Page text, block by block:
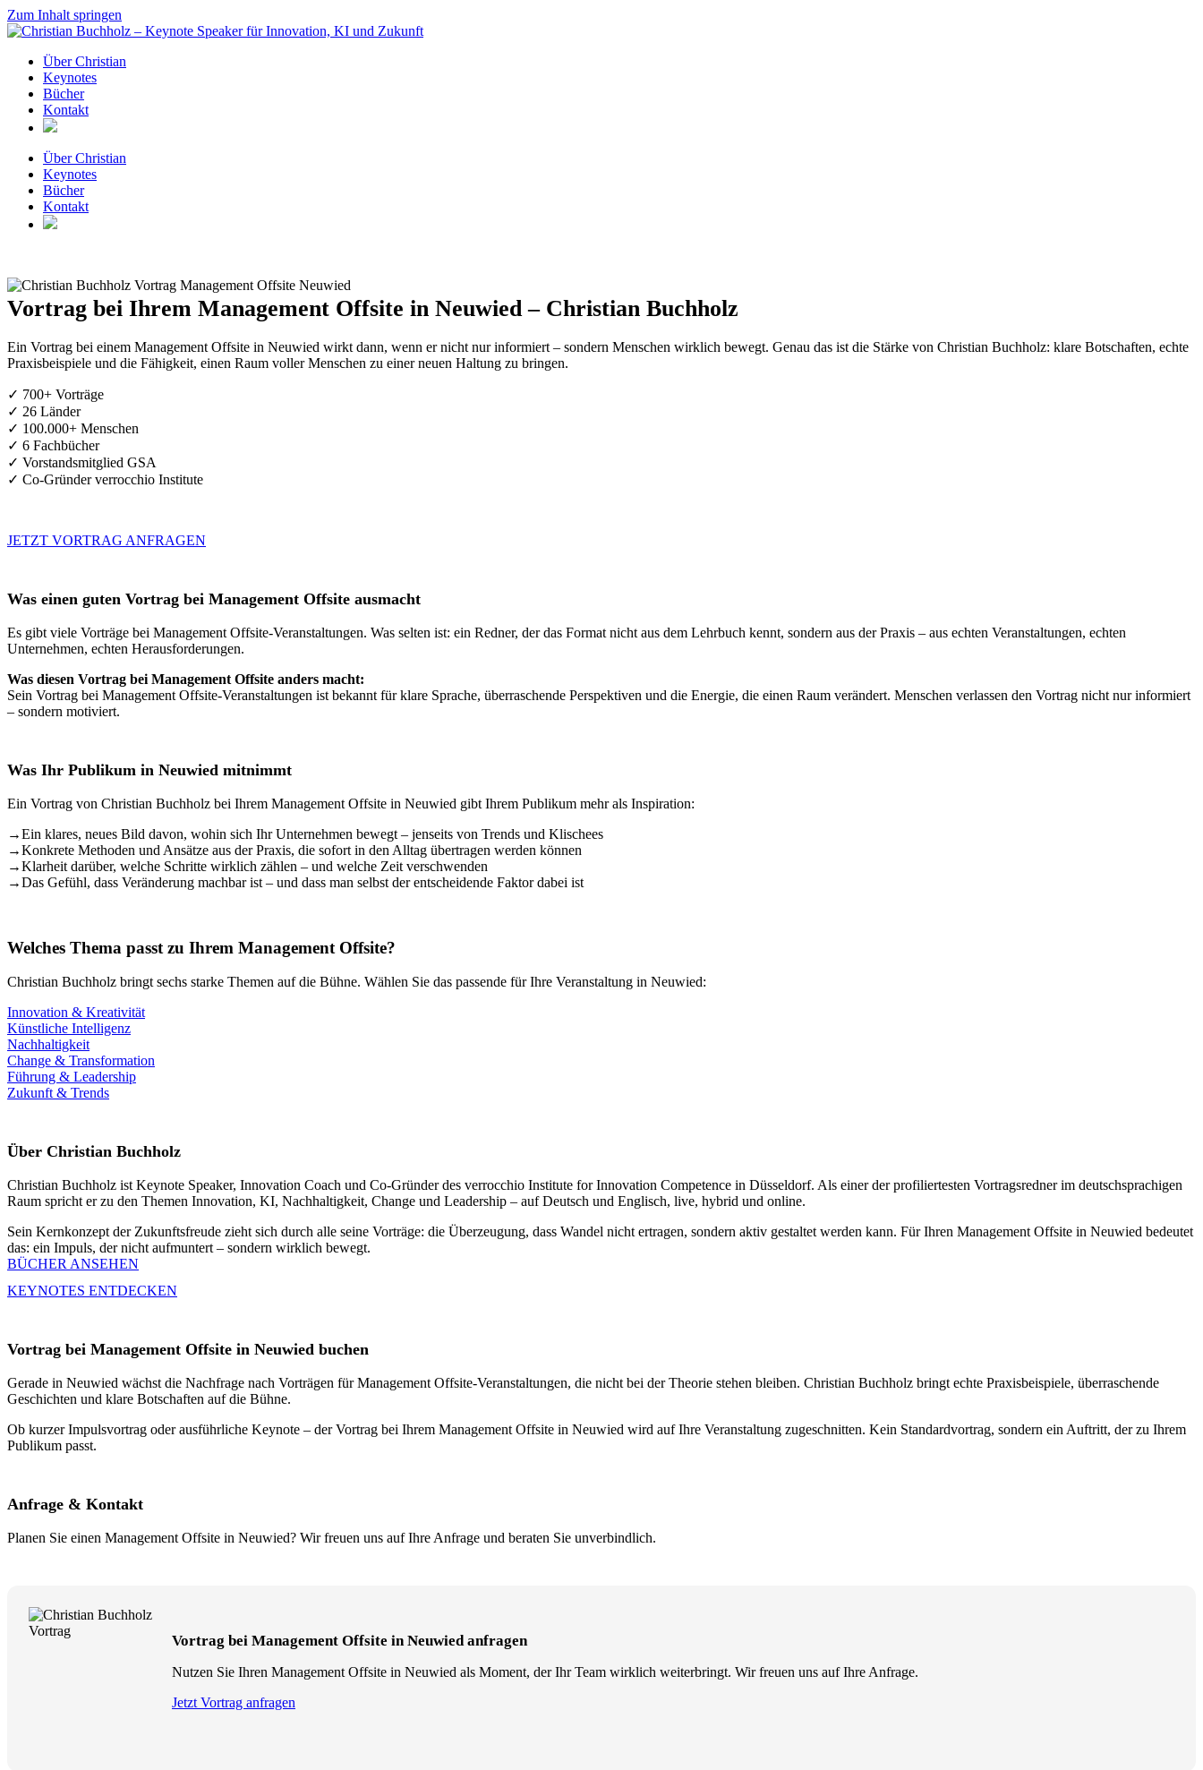
Zum Inhalt springen
Über Christian
Keynotes
Bücher
Kontakt
Über Christian
Keynotes
Bücher
Kontakt
Vortrag bei Ihrem Management Offsite in Neuwied – Christian Buchholz
Ein Vortrag bei einem Management Offsite in Neuwied wirkt dann, wenn er nicht nur informiert – sondern Menschen wirklich bewegt. Genau das ist die Stärke von Christian Buchholz: klare Botschaften, echte
Praxisbeispiele und die Fähigkeit, einen Raum voller Menschen zu einer neuen Haltung zu bringen.
✓ 700+ Vorträge
✓ 26 Länder
✓ 100.000+ Menschen
✓ 6 Fachbücher
✓ Vorstandsmitglied GSA
✓ Co-Gründer verrocchio Institute
JETZT VORTRAG ANFRAGEN
Was einen guten Vortrag bei Management Offsite ausmacht
Es gibt viele Vorträge bei Management Offsite-Veranstaltungen. Was selten ist: ein Redner, der das Format nicht aus dem Lehrbuch kennt, sondern aus der Praxis – aus echten Veranstaltungen, echten
Unternehmen, echten Herausforderungen.
Was diesen Vortrag bei Management Offsite anders macht:
Sein Vortrag bei Management Offsite-Veranstaltungen ist bekannt für klare Sprache, überraschende Perspektiven und die Energie, die einen Raum verändert. Menschen verlassen den Vortrag nicht nur informiert
– sondern motiviert.
Was Ihr Publikum in Neuwied mitnimmt
Ein Vortrag von Christian Buchholz bei Ihrem Management Offsite in Neuwied gibt Ihrem Publikum mehr als Inspiration:
→Ein klares, neues Bild davon, wohin sich Ihr Unternehmen bewegt – jenseits von Trends und Klischees
→Konkrete Methoden und Ansätze aus der Praxis, die sofort in den Alltag übertragen werden können
→Klarheit darüber, welche Schritte wirklich zählen – und welche Zeit verschwenden
→Das Gefühl, dass Veränderung machbar ist – und dass man selbst der entscheidende Faktor dabei ist
Welches Thema passt zu Ihrem Management Offsite?
Christian Buchholz bringt sechs starke Themen auf die Bühne. Wählen Sie das passende für Ihre Veranstaltung in Neuwied:
Innovation & Kreativität
Künstliche Intelligenz
Nachhaltigkeit
Change & Transformation
Führung & Leadership
Zukunft & Trends
Über Christian Buchholz
Christian Buchholz ist Keynote Speaker, Innovation Coach und Co-Gründer des verrocchio Institute for Innovation Competence in Düsseldorf. Als einer der profiliertesten Vortragsredner im deutschsprachigen
Raum spricht er zu den Themen Innovation, KI, Nachhaltigkeit, Change und Leadership – auf Deutsch und Englisch, live, hybrid und online.
Sein Kernkonzept der Zukunftsfreude zieht sich durch alle seine Vorträge: die Überzeugung, dass Wandel nicht ertragen, sondern aktiv gestaltet werden kann. Für Ihren Management Offsite in Neuwied bedeutet
das: ein Impuls, der nicht aufmuntert – sondern wirklich bewegt.
BÜCHER ANSEHEN
KEYNOTES ENTDECKEN
Vortrag bei Management Offsite in Neuwied buchen
Gerade in Neuwied wächst die Nachfrage nach Vorträgen für Management Offsite-Veranstaltungen, die nicht bei der Theorie stehen bleiben. Christian Buchholz bringt echte Praxisbeispiele, überraschende
Geschichten und klare Botschaften auf die Bühne.
Ob kurzer Impulsvortrag oder ausführliche Keynote – der Vortrag bei Ihrem Management Offsite in Neuwied wird auf Ihre Veranstaltung zugeschnitten. Kein Standardvortrag, sondern ein Auftritt, der zu Ihrem
Publikum passt.
Anfrage & Kontakt
Planen Sie einen Management Offsite in Neuwied? Wir freuen uns auf Ihre Anfrage und beraten Sie unverbindlich.
Vortrag bei Management Offsite in Neuwied anfragen
Nutzen Sie Ihren Management Offsite in Neuwied als Moment, der Ihr Team wirklich weiterbringt. Wir freuen uns auf Ihre Anfrage.
Jetzt Vortrag anfragen